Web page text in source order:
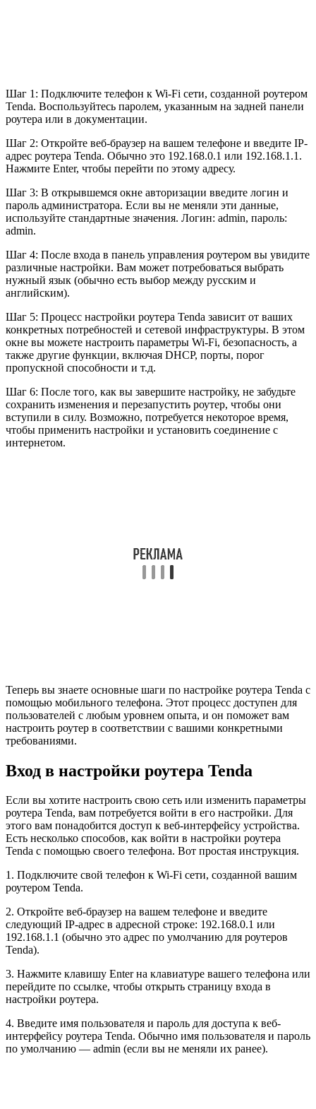
Шаг 1: Подключите телефон к Wi-Fi сети, созданной роутером
Tenda. Воспользуйтесь паролем, указанным на задней панели
роутера или в документации.
Шаг 2: Откройте веб-браузер на вашем телефоне и введите IP-
адрес роутера Tenda. Обычно это 192.168.0.1 или 192.168.1.1.
Нажмите Enter, чтобы перейти по этому адресу.
Шаг 3: В открывшемся окне авторизации введите логин и
пароль администратора. Если вы не меняли эти данные,
используйте стандартные значения. Логин: admin, пароль:
admin.
Шаг 4: После входа в панель управления роутером вы увидите
различные настройки. Вам может потребоваться выбрать
нужный язык (обычно есть выбор между русским и
английским).
Шаг 5: Процесс настройки роутера Tenda зависит от ваших
конкретных потребностей и сетевой инфраструктуры. В этом
окне вы можете настроить параметры Wi-Fi, безопасность, а
также другие функции, включая DHCP, порты, порог
пропускной способности и т.д.
Шаг 6: После того, как вы завершите настройку, не забудьте
сохранить изменения и перезапустить роутер, чтобы они
вступили в силу. Возможно, потребуется некоторое время,
чтобы применить настройки и установить соединение с
интернетом.
Теперь вы знаете основные шаги по настройке роутера Tenda с
помощью мобильного телефона. Этот процесс доступен для
пользователей с любым уровнем опыта, и он поможет вам
настроить роутер в соответствии с вашими конкретными
требованиями.
Вход в настройки роутера Tenda
Если вы хотите настроить свою сеть или изменить параметры
роутера Tenda, вам потребуется войти в его настройки. Для
этого вам понадобится доступ к веб-интерфейсу устройства.
Есть несколько способов, как войти в настройки роутера
Tenda с помощью своего телефона. Вот простая инструкция.
1. Подключите свой телефон к Wi-Fi сети, созданной вашим
роутером Tenda.
2. Откройте веб-браузер на вашем телефоне и введите
следующий IP-адрес в адресной строке: 192.168.0.1 или
192.168.1.1 (обычно это адрес по умолчанию для роутеров
Tenda).
3. Нажмите клавишу Enter на клавиатуре вашего телефона или
перейдите по ссылке, чтобы открыть страницу входа в
настройки роутера.
4. Введите имя пользователя и пароль для доступа к веб-
интерфейсу роутера Tenda. Обычно имя пользователя и пароль
по умолчанию — admin (если вы не меняли их ранее).